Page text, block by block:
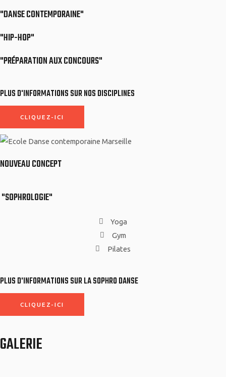
"DANSE CONTEMPORAINE"
"HIP-HOP"
"PRÉPARATION AUX CONCOURS"
PLUS D'INFORMATIONS SUR NOS DISCIPLINES
CLIQUEZ-ICI
NOUVEAU CONCEPT
"SOPHROLOGIE"
Yoga
Gym
Pilates
PLUS D'INFORMATIONS SUR LA SOPHRO DANSE
CLIQUEZ-ICI
GALERIE